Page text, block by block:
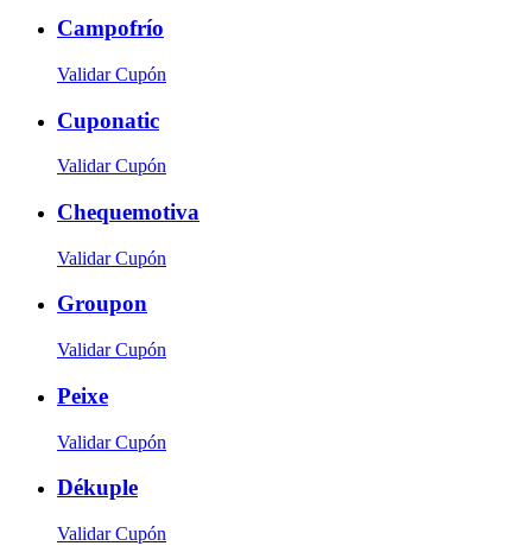
Campofrío
Validar Cupón
Cuponatic
Validar Cupón
Chequemotiva
Validar Cupón
Groupon
Validar Cupón
Peixe
Validar Cupón
Dékuple
Validar Cupón